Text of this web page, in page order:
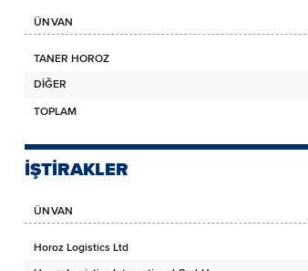
ÜNVAN
TANER HOROZ
DİĞER
TOPLAM
İŞTİRAKLER
ÜNVAN
Horoz Logistics Ltd